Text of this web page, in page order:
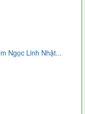
Ngọc Linh Nhật...